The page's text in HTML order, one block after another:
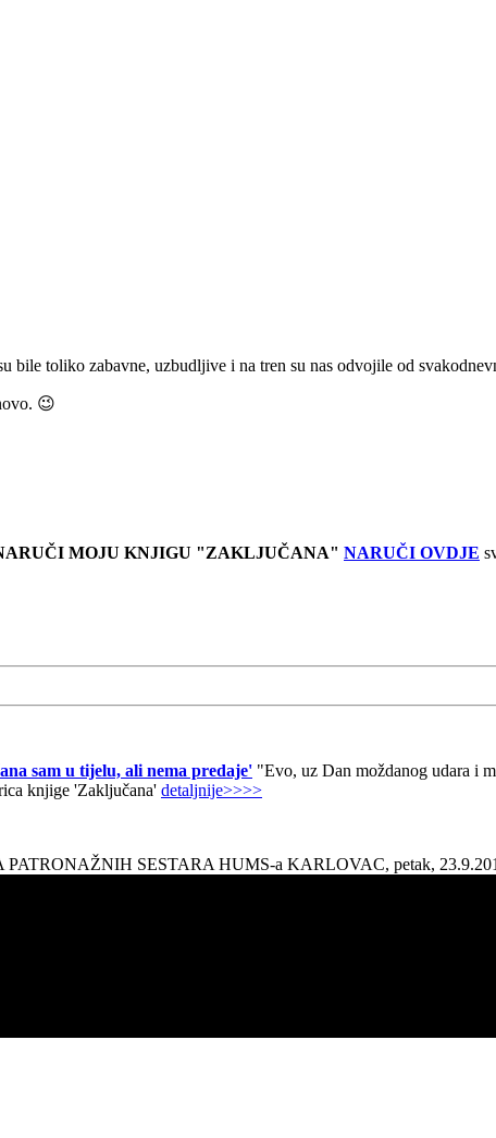
bile toliko zabavne, uzbudljive i na tren su nas odvojile od
😉
MOJU KNJIGU "ZAKLJUČANA" NARUČI OVDJE
sam u tijelu, ali nema predaje' "Evo, uz Dan moždanog udara i
knjige 'Zaključana' detaljnije>>>>
PATRONAŽNIH SESTARA HUMS-a KARLOVAC, petak,